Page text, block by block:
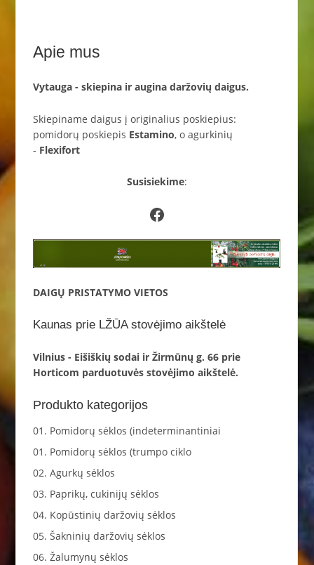
Apie mus
Vytauga - skiepina ir augina daržovių daigus.
Skiepiname daigus į originalius poskiepius:
pomidorų poskiepis Estamino, o agurkinių
- Flexifort
Susisiekime:
Facebook
DAIGŲ PRISTATYMO VIETOS
Kaunas prie LŽŪA stovėjimo aikštelė
Vilnius - Eišiškių sodai ir Žirmūnų g. 66 prie
Horticom parduotuvės stovėjimo aikštelė.
Produkto kategorijos
01. Pomidorų sėklos (indeterminantiniai
01. Pomidorų sėklos (trumpo ciklo
02. Agurkų sėklos
03. Paprikų, cukinijų sėklos
04. Kopūstinių daržovių sėklos
05. Šakninių daržovių sėklos
06. Žalumynų sėklos